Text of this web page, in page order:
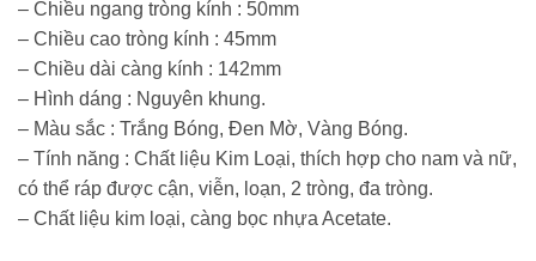
– Chiều ngang tròng kính : 50mm
– Chiều cao tròng kính : 45mm
– Chiều dài càng kính : 142mm
– Hình dáng : Nguyên khung.
– Màu sắc : Trắng Bóng, Đen Mờ, Vàng Bóng.
– Tính năng : Chất liệu Kim Loại, thích hợp cho nam và nữ,
có thể ráp được cận, viễn, loạn, 2 tròng, đa tròng.
– Chất liệu kim loại, càng bọc nhựa Acetate.